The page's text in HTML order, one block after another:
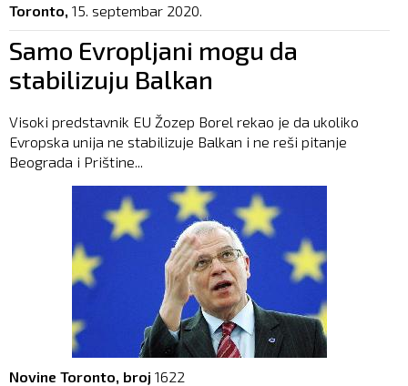
Toronto, 15. septembar 2020.
Samo Evropljani mogu da
stabilizuju Balkan
Visoki predstavnik EU Žozep Borel rekao je da ukoliko
Evropska unija ne stabilizuje Balkan i ne reši pitanje
Beograda i Prištine...
Novine Toronto, broj 1622